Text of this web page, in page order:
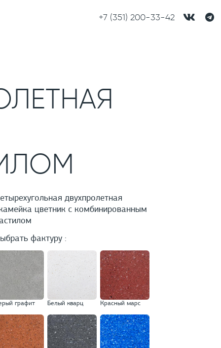
+7 (351) 200-33-42
двухпролетная
цветник с комбинированным
фактуру :
графит Белый кварц Красный марс